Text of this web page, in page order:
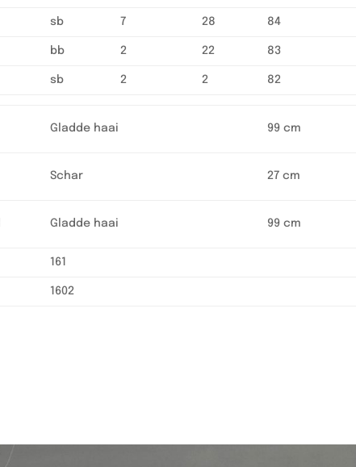
sb 7 28 84
bb 2 22 83
sb 2 2 82
Gladde haai 99 cm
Schar 27 cm
Gladde haai 99 cm
161
1602